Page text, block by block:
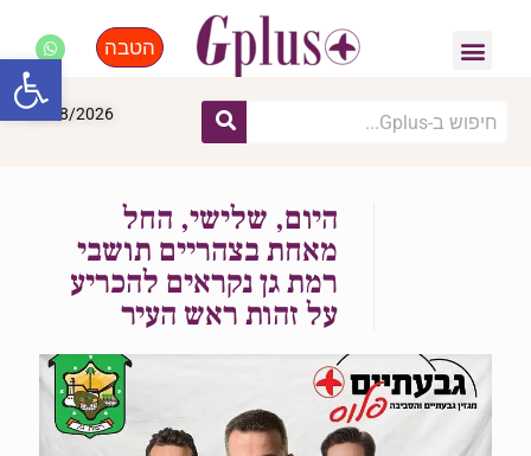
הטבה
08/08/2026
היום, שלישי, החל
מאחת בצהריים תושבי
רמת גן נקראים להכריע
על זהות ראש העיר
פתח